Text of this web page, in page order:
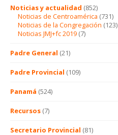
Noticias y actualidad (852)
Noticias de Centroamérica (731)
Noticias de la Congregación (123)
Noticias JMJ+fc 2019 (7)
Padre General (21)
Padre Provincial (109)
Panamá (524)
Recursos (7)
Secretario Provincial (81)